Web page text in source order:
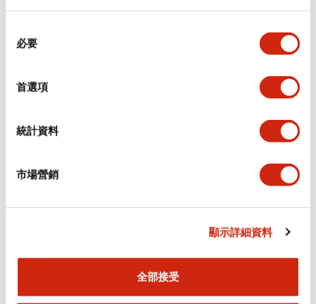
必要
首選項
統計資料
市場營銷
顯示詳細資料
全部接受
審美規範
電氣規範（額定照明部分）
環境規範
機械規格
型錄和宣傳手冊 CAD檔 認證與標準